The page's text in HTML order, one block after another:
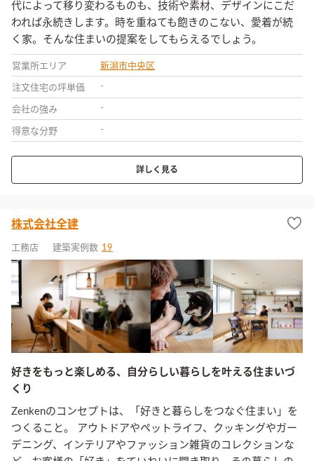
代によって移り変わるものも、技術や素材、デザインにこだ
われば永続きします。時を重ねても飽きのこない、愛着が続
く家。そんな住まいの提案をしてもらえるでしょう。
営業所エリア 新潟市中央区
注文住宅の坪単価 -
会社の強み -
得意な分野 -
詳しく見る
株式会社全建
工務店 建築実例数 19
好きをもっと楽しめる、自分らしい暮らしを叶える住まいづ
くり
Zenkenのコンセプトは、「好きと暮らしをつなぐ住まい」を
つくること。 アウトドアやペットライフ、クッキングやガー
デニング、インテリアやファッション雑貨のコレクションな